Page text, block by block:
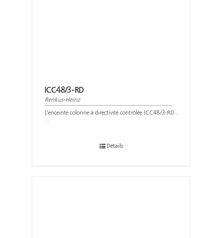
ICC48/3-RD
Renkus-Heinz
L’enceinte colonne à directivité contrôlée ICC48/3-RD .
. .
Détails